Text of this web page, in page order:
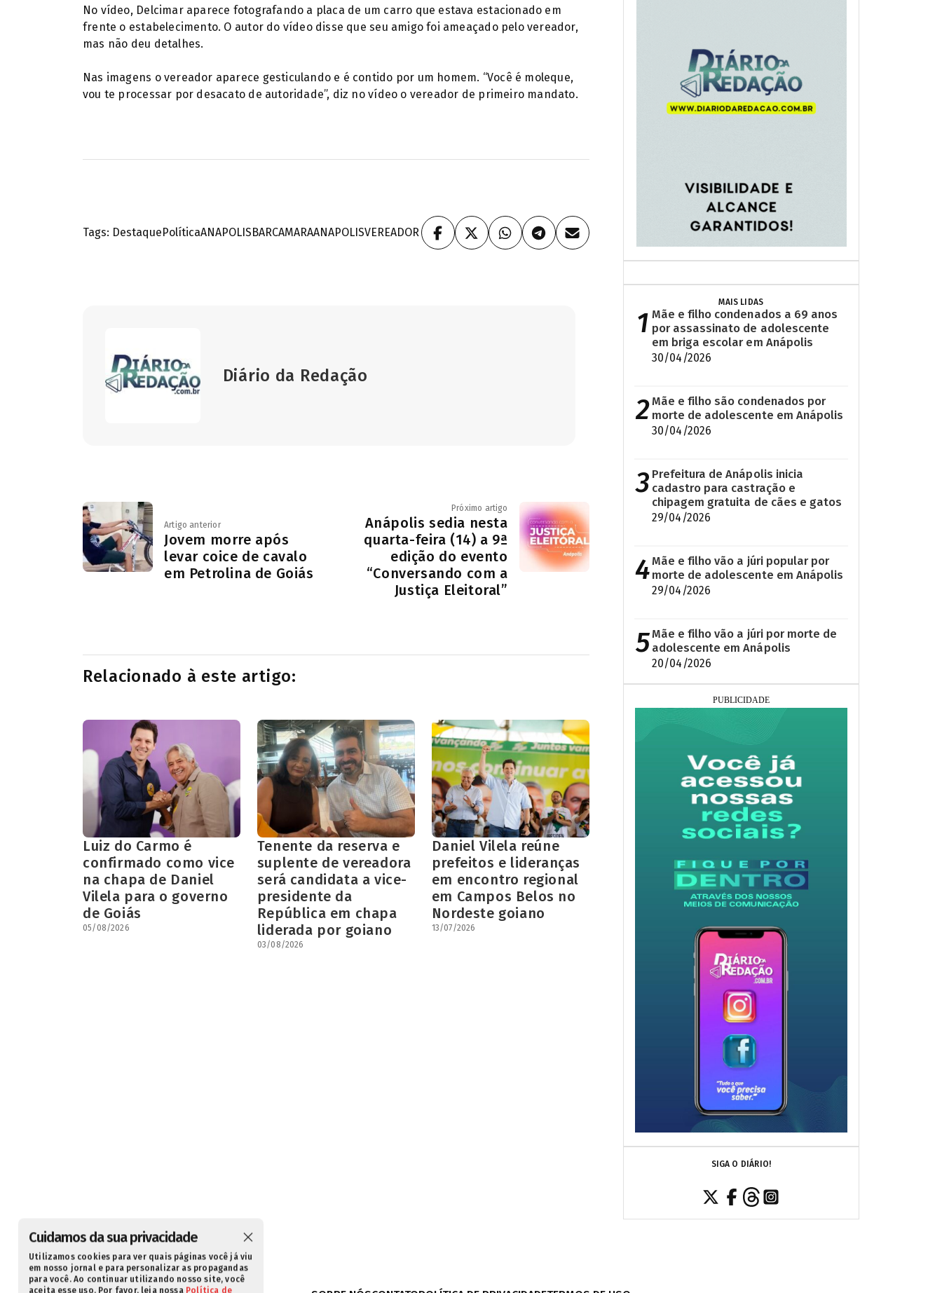
Cuidamos da sua privacidade
Utilizamos cookies para ver quais páginas você já viu
em nosso jornal e para personalizar as propagandas
para você. Ao continuar utilizando nosso site, você
aceita esse uso. Por favor, leia nossa Política de
No vídeo, Delcimar aparece fotografando a placa de um carro que estava estacionado em
frente o estabelecimento. O autor do vídeo disse que seu amigo foi ameaçado pelo vereador,
mas não deu detalhes.
Nas imagens o vereador aparece gesticulando e é contido por um homem. “Você é moleque,
vou te processar por desacato de autoridade”, diz no vídeo o vereador de primeiro mandato.
Tags: DestaquePolíticaANAPOLISBARCAMARAANAPOLISVEREADOR
Diário da Redação
Artigo anterior
Jovem morre após
levar coice de cavalo
em Petrolina de Goiás
Próximo artigo
Anápolis sedia nesta
quarta-feira (14) a 9ª
edição do evento
“Conversando com a
Justiça Eleitoral”
Relacionado à este artigo:
Luiz do Carmo é
confirmado como vice
na chapa de Daniel
Vilela para o governo
de Goiás
05/08/2026
Tenente da reserva e
suplente de vereadora
será candidata a vice-
presidente da
República em chapa
liderada por goiano
03/08/2026
Daniel Vilela reúne
prefeitos e lideranças
em encontro regional
em Campos Belos no
Nordeste goiano
13/07/2026
MAIS LIDAS
1 Mãe e filho condenados a 69 anos
por assassinato de adolescente
em briga escolar em Anápolis
30/04/2026
2Mãe e filho são condenados por
morte de adolescente em Anápolis
30/04/2026
3 Prefeitura de Anápolis inicia
cadastro para castração e
chipagem gratuita de cães e gatos
29/04/2026
4Mãe e filho vão a júri popular por
morte de adolescente em Anápolis
29/04/2026
5Mãe e filho vão a júri por morte de
adolescente em Anápolis
20/04/2026
SIGA O DIÁRIO!